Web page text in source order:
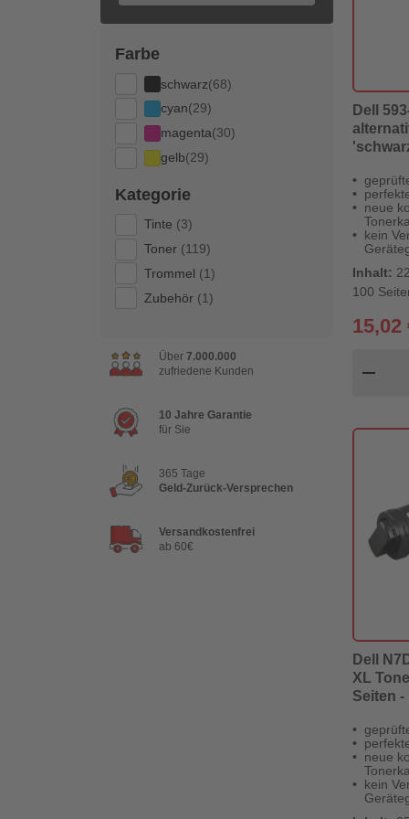
Farbe
schwarz(68)
cyan(29)
magenta(30)
gelb(29)
Kategorie
Tinte (3)
Toner (119)
Trommel (1)
Zubehör (1)
Über 7.000.000
zufriedene Kunden
10 Jahre Garantie
für Sie
365 Tage
Geld-Zurück-Versprechen
Versandkostenfrei
ab 60€
Dell
neue
kein
Inhalt:
100
15,02
remove
Dell
XL
Seiten -
neue
kein